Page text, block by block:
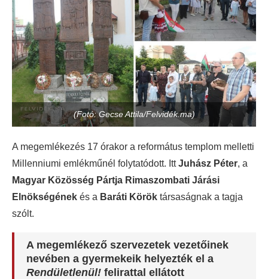
(Fotó: Gecse Attila/Felvidék.ma)
A megemlékezés 17 órakor a református templom melletti
Millenniumi emlékműnél folytatódott. IttJuhász Péter, a
Magyar Közösség Pártja Rimaszombati Járási
Elnökségének és a Baráti Körök társaságnak a tagja
szólt.
A megemlékező szervezetek vezetőinek
nevében a gyermekeik helyezték el a
Rendületlenül! felirattal ellátott